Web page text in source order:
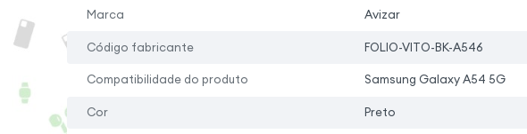
Marca Avizar
Código fabricante FOLIO-VITO-BK-A546
Compatibilidade do produto Samsung Galaxy A54 5G
Cor Preto